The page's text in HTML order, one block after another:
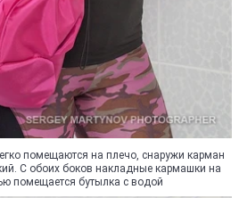
помещаются на плечо, снаружи карман
С обоих боков накладные кармашки на
помещается бутылка с водой